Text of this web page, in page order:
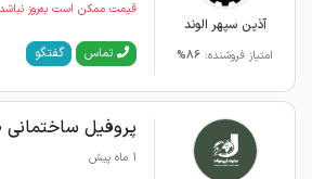
آذین سپهر الوند
امتیاز فروشنده: 86%
قیمت ممکن است به‌روز نباشد
تماس گفتگو
پروفیل ساختمانی
1 ماه پیش